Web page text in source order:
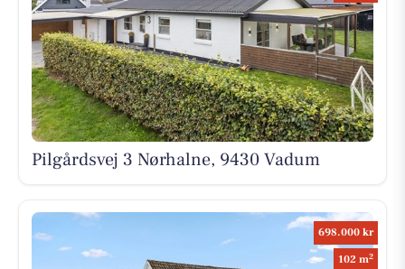
Pilgårdsvej 3 Nørhalne, 9430 Vadum
698.000 kr
102 m2